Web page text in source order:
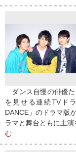
ダンス自慢の俳優た
を見せる連続TVド
DANCE」のドラマ版
ラマと舞台ともに主
む